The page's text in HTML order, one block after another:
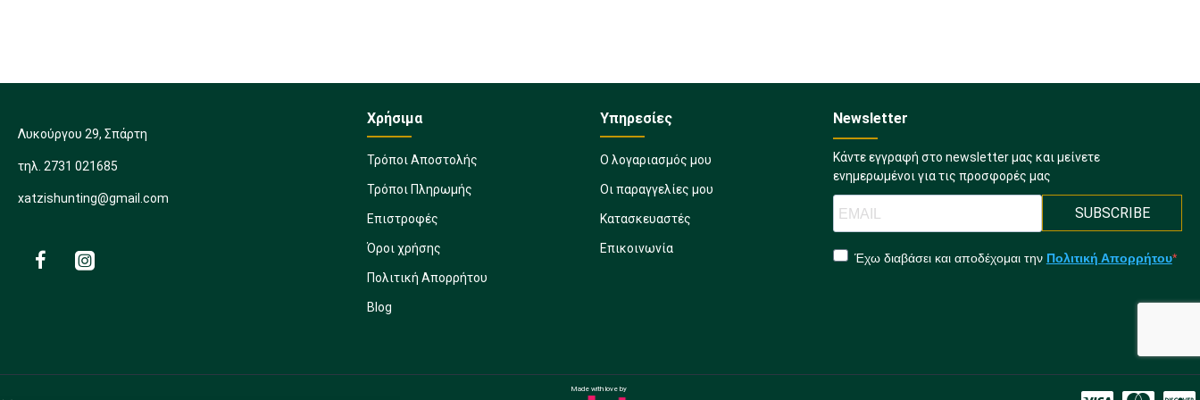
Λυκούργου 29, Σπάρτη
τηλ. 2731 021685
xatzishunting@gmail.com
Χρήσιμα
Τρόποι Αποστολής
Τρόποι Πληρωμής
Επιστροφές
Όροι χρήσης
Πολιτική Απορρήτου
Blog
Υπηρεσίες
Ο λογαριασμός μου
Οι παραγγελίες μου
Κατασκευαστές
Επικοινωνία
Newsletter
Κάντε εγγραφή στο newsletter μας και μείνετε
ενημερωμένοι για τις προσφορές μας
SUBSCRIBE
Έχω διαβάσει και αποδέχομαι την Πολιτική Απορρήτου
Made with love by